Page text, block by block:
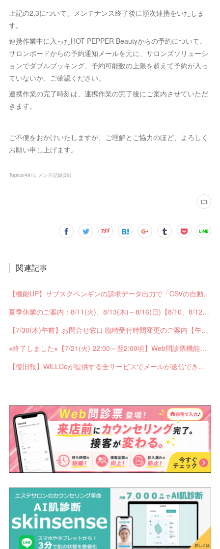
上記の2,3について、メンテナンス終了後に順次連携をいたしま
す。
連携作業中に入ったHOT PEPPER Beautyからの予約について、
サロンボードからの予約通知メールを元に、サロンズソリューシ
ョンでダブルブッキング、予約可能数の上限を超えて予約が入っ
ていないか、ご確認ください。
連携作業の完了時刻は、連携作業の完了後にご案内させていただ
きます。
ご不便をおかけいたしますが、ご理解とご協力のほど、よろしく
お願い申し上げます。
Topics(491) メンテ記録(39)
関連記事
【機能UP】サブスクペンギンの請求データ出力で「CSVの自動分割出力」と「出力ステータスの確認」ができるようになりました！
夏季休業のご案内：8/11(火)、8/13(木)～8/16(日)【8/10、8/12は通常営業】
【7/30(木)午前】お問合せ窓口 臨時受付時間変更のご案内【午前の受付9：30～10:59】
※終了しました※【7/21(火) 22:00～翌2:00頃】Web問診票機能がご利用できません【ペンギンカルテ大型メンテナンス】
【復旧報】WiLLDoが提供する全サービスでメールが送信できない不具合が発生していました